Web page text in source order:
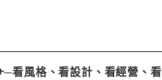
看風格、看設計、看經營、